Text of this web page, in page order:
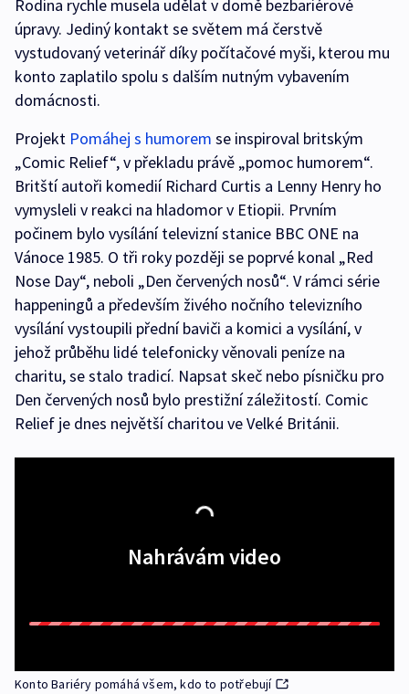
Rodina rychle musela udělat v domě bezbariérové
úpravy. Jediný kontakt se světem má čerstvě
vystudovaný veterinář díky počítačové myši, kterou mu
konto zaplatilo spolu s dalším nutným vybavením
domácnosti.
Projekt Pomáhej s humorem se inspiroval britským
„Comic Relief“, v překladu právě „pomoc humorem“.
Britští autoři komedií Richard Curtis a Lenny Henry ho
vymysleli v reakci na hladomor v Etiopii. Prvním
počinem bylo vysílání televizní stanice BBC ONE na
Vánoce 1985. O tři roky později se poprvé konal „Red
Nose Day“, neboli „Den červených nosů“. V rámci série
happeningů a především živého nočního televizního
vysílání vystoupili přední baviči a komici a vysílání, v
jehož průběhu lidé telefonicky věnovali peníze na
charitu, se stalo tradicí. Napsat skeč nebo písničku pro
Den červených nosů bylo prestižní záležitostí. Comic
Relief je dnes největší charitou ve Velké Británii.
Nahrávám video
Konto Bariéry pomáhá všem, kdo to potřebují